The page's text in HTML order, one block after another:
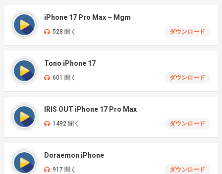
iPhone 17 Pro Max – Mgm
528 聞く ダウンロード
Tono iPhone 17
601 聞く ダウンロード
IRIS OUT iPhone 17 Pro Max
1492 聞く ダウンロード
Doraemon iPhone
917 聞く ダウンロード